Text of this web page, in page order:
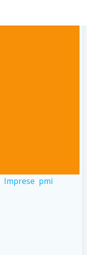
Imprese pmi